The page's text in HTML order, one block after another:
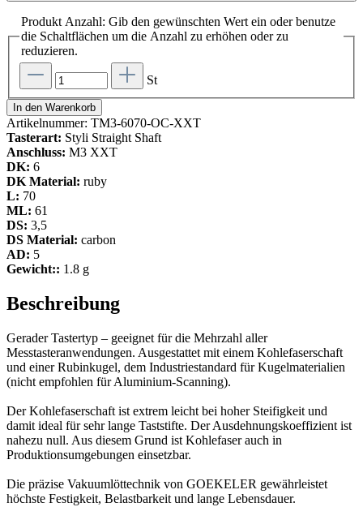
Produkt Anzahl: Gib den gewünschten Wert ein oder benutze
die Schaltflächen um die Anzahl zu erhöhen oder zu
reduzieren.
St
In den Warenkorb
Artikelnummer: TM3-6070-OC-XXT
Tasterart: Styli Straight Shaft
Anschluss: M3 XXT
DK: 6
DK Material: ruby
L: 70
ML: 61
DS: 3,5
DS Material: carbon
AD: 5
Gewicht:: 1.8 g
Beschreibung
Gerader Tastertyp – geeignet für die Mehrzahl aller
Messtasteranwendungen. Ausgestattet mit einem Kohlefaserschaft
und einer Rubinkugel, dem Industriestandard für Kugelmaterialien
(nicht empfohlen für Aluminium-Scanning).
Der Kohlefaserschaft ist extrem leicht bei hoher Steifigkeit und
damit ideal für sehr lange Taststifte. Der Ausdehnungskoeffizient ist
nahezu null. Aus diesem Grund ist Kohlefaser auch in
Produktionsumgebungen einsetzbar.
Die präzise Vakuumlöttechnik von GOEKELER gewährleistet
höchste Festigkeit, Belastbarkeit und lange Lebensdauer.